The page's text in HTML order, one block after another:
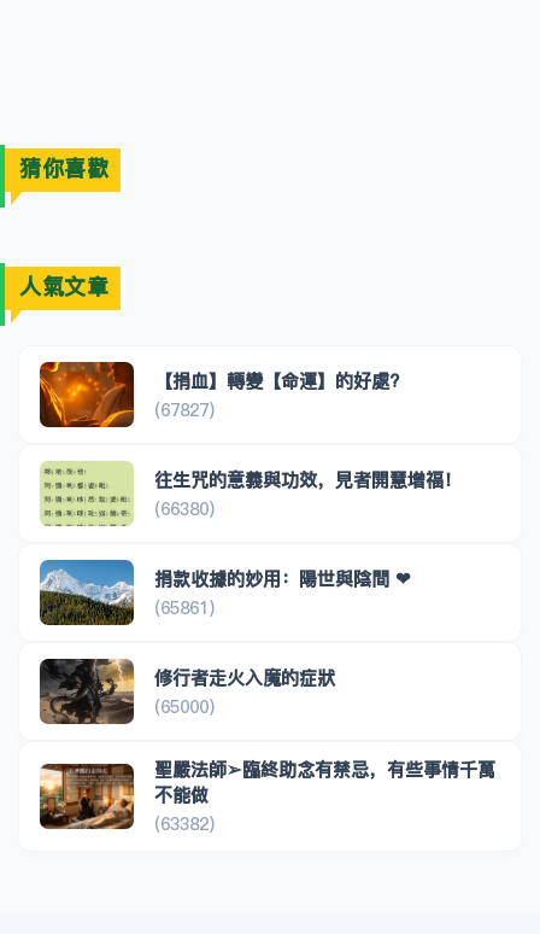
猜你喜歡
人氣文章
【捐血】轉變【命運】的好處?
(67827)
往生咒的意義與功效，見者開慧增福！
(66380)
捐款收據的妙用：陽世與陰間 ❤
(65861)
修行者走火入魔的症狀
(65000)
聖嚴法師➢臨終助念有禁忌，有些事情千萬
不能做
(63382)